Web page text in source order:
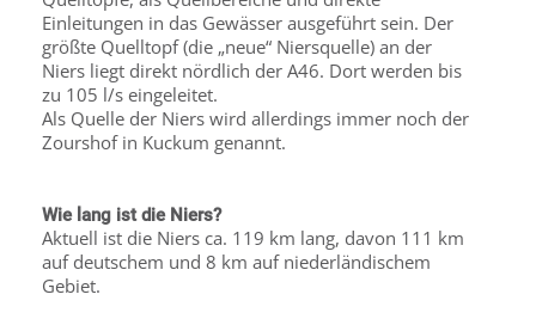
Einleitungen in das Gewässer ausgeführt sein. Der
größte Quelltopf (die „neue“ Niersquelle) an der
Niers liegt direkt nördlich der A46. Dort werden bis
zu 105 l/s eingeleitet.
Als Quelle der Niers wird allerdings immer noch der
Zourshof in Kuckum genannt.
Wie lang ist die Niers?
Aktuell ist die Niers ca. 119 km lang, davon 111 km
auf deutschem und 8 km auf niederländischem
Gebiet.